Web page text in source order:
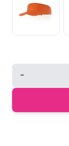
Verstelbare
katoen
-